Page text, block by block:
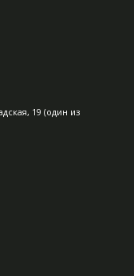
19 (один из